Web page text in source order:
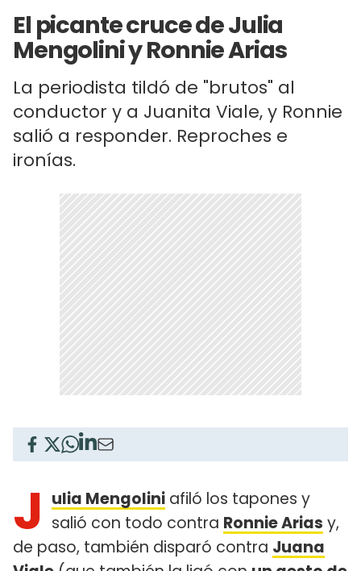
El picante cruce de Julia
Mengolini y Ronnie Arias
La periodista tildó de "brutos" al
conductor y a Juanita Viale, y Ronnie
salió a responder. Reproches e
ironías.
J ulia Mengolini afiló los tapones y
salió con todo contra Ronnie Arias y,
de paso, también disparó contra Juana